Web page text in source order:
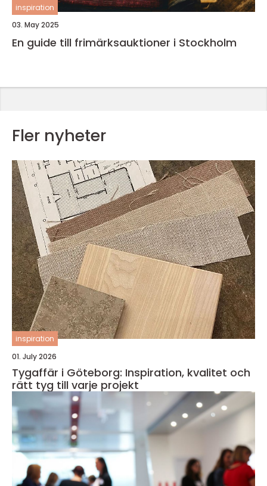
inspiration
03. May 2025
En guide till frimärksauktioner i Stockholm
Fler nyheter
inspiration
01. July 2026
Tygaffär i Göteborg: Inspiration, kvalitet och
rätt tyg till varje projekt